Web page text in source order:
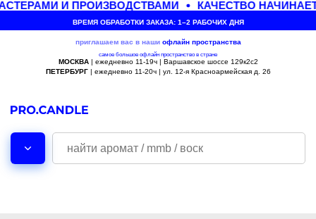
И ПРОИЗВОДСТВАМИ КАЧЕСТВО
ВРЕМЯ ОБРАБОТКИ ЗАКАЗА: 1–2 РАБОЧИХ ДНЯ
приглашаем вас в наши офлайн пространства
самое большое офлайн пространство в стране
МОСКВА| ежедневно 11-19ч | Варшавское шоссе 129к2с2
ПЕТЕРБУРГ| ежедневно 11-20ч | ул. 12-я Красноармейская д. 26